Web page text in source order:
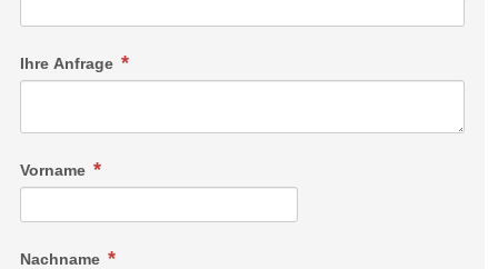
Ihre Anfrage
Vorname
Nachname